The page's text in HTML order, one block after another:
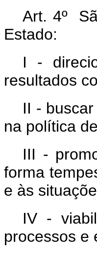
Art. 4º
Estado:
I -
resultados
II -
na política
III -
forma
e às
IV -
processos e